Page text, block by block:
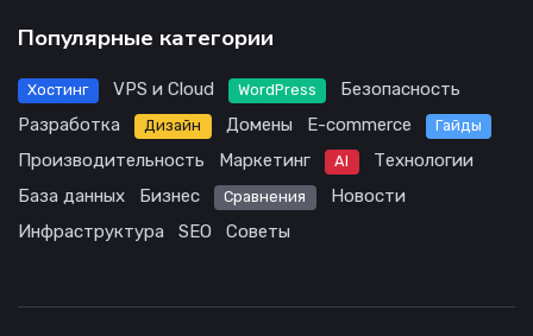
Популярные категории
Хостинг VPS и Cloud WordPress
Безопасность
Разработка
Дизайн Домены E-commerce Гайды
Производительность Маркетинг AI
Технологии
База данных
Бизнес Сравнения
Новости
Инфраструктура
SEO Советы